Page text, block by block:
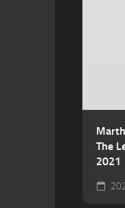
The
2021